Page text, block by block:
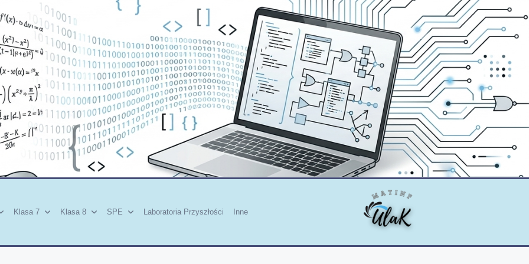
Klasa 7 Klasa 8 SPE Laboratoria Przyszłości Inne